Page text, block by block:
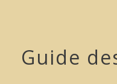
Guide